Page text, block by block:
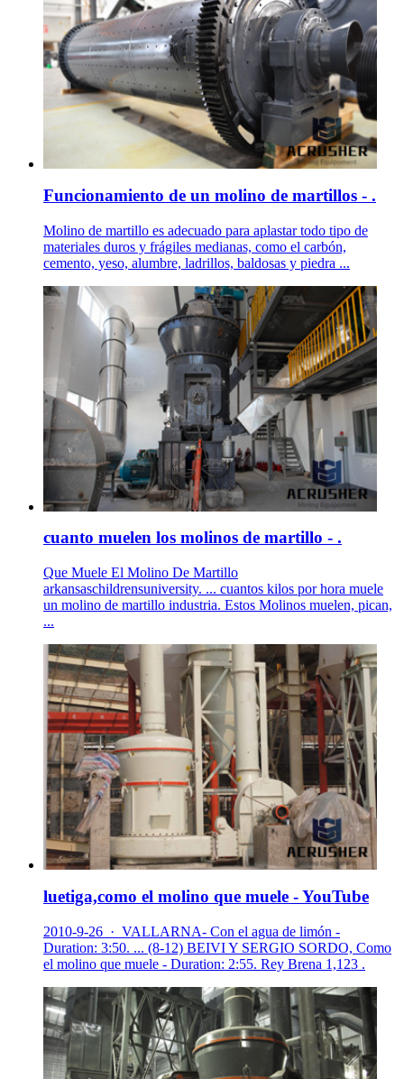
Funcionamiento de un molino de martillos - .
Molino de martillo es adecuado para aplastar todo tipo de
materiales duros y frágiles medianas, como el carbón,
cemento, yeso, alumbre, ladrillos, baldosas y piedra ...
cuanto muelen los molinos de martillo - .
Que Muele El Molino De Martillo
arkansaschildrensuniversity. ... cuantos kilos por hora muele
un molino de martillo industria. Estos Molinos muelen, pican,
...
luetiga,como el molino que muele - YouTube
2010-9-26 · VALLARNA- Con el agua de limón -
Duration: 3:50. ... (8-12) BEIVI Y SERGIO SORDO, Como
el molino que muele - Duration: 2:55. Rey Brena 1,123 .